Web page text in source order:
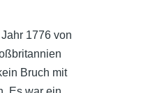
1776 von
Bruch mit